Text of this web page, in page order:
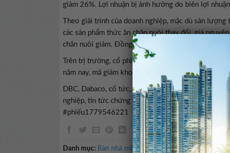
giảm 26%. Lợi nhuận bị ảnh hưởng do biên lợi
Theo giải trình của doanh nghiệp, mặc dù sản
các sản phẩm thức ăn chăn nuôi thay đổi, giá
chăn nuôi giảm. Đồng thời, giá lợn hơi thấp hơn
Trên trị trường, cổ phiếu DBC kết phiên 22/5 ở
năm nay, mã giảm khoảng 20% giá trị.
DBC, Dabaco, cổ tức, cổ tức Dabaco, Tập đoàn
nghiệp, tin tức chứng khoán#Cổ #đông #Dabaco
#phiếu1779546221
Danh mục: Bán nhà mặt tiền